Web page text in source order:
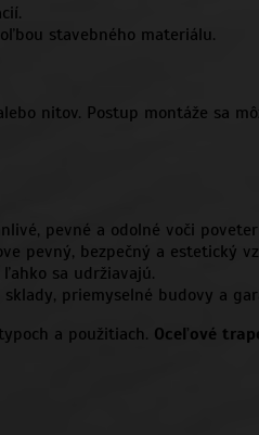
stavebného materiálu.
nitov. Postup montáže sa
pevné a odolné voči
pevný, bezpečný a estetický
sa udržiavajú.
priemyselné budovy a
a použitiach. Oceľové